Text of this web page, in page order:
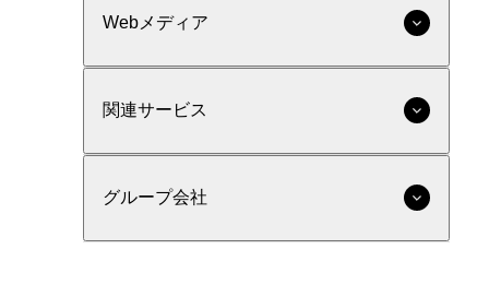
Webメディア
関連サービス
グループ会社